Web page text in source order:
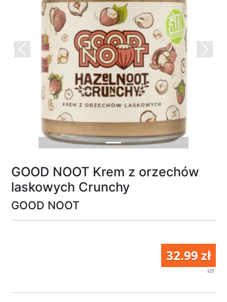
Previous Next
GOOD NOOT Krem z orzechów
laskowych Crunchy
GOOD NOOT
32.99 zł
szt